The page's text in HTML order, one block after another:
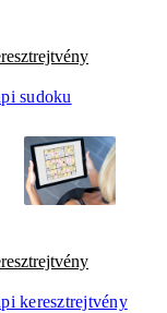
sudoku
keresztrejtvény